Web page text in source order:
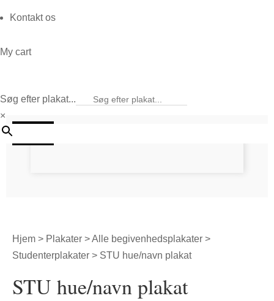
Kontakt os
My cart
Søg efter plakat...
×
Hjem > Plakater >Alle begivenhedsplakater >
Studenterplakater > STU hue/navn plakat
STU hue/navn plakat